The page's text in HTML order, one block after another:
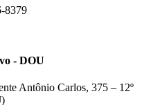
8379
- DOU
Antônio Carlos, 375 – 12º